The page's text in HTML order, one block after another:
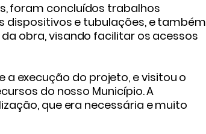
foram concluídos trabalhos
dispositivos e tubulações, e também
obra, visando facilitar os acessos
execução do projeto, e visitou o
do nosso Município. A
que era necessária e muito